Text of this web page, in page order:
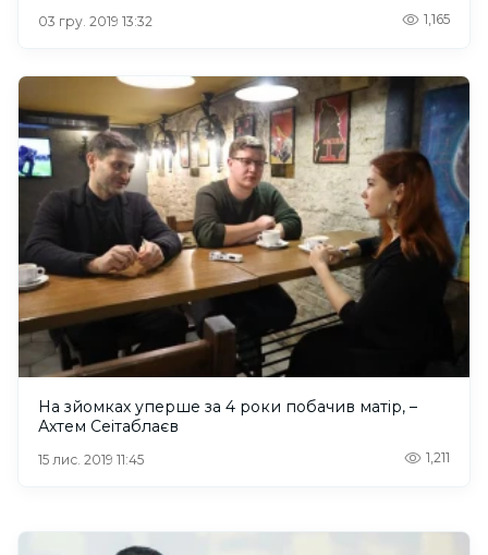
03 гру. 2019 13:32 1,165
На зйомках уперше за 4 роки побачив матір, –
Ахтем Сеітаблаєв
15 лис. 2019 11:45 1,211